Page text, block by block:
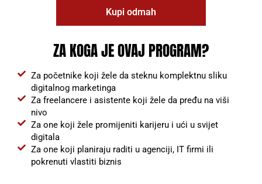
Kupi odmah
ZA KOGA JE OVAJ PROGRAM?
Za početnike koji žele da steknu komplektnu sliku
digitalnog marketinga
Za freelancere i asistente koji žele da pređu na viši
nivo
Za one koji žele promijeniti karijeru i ući u svijet
digitala
Za one koji planiraju raditi u agenciji, IT firmi ili
pokrenuti vlastiti biznis